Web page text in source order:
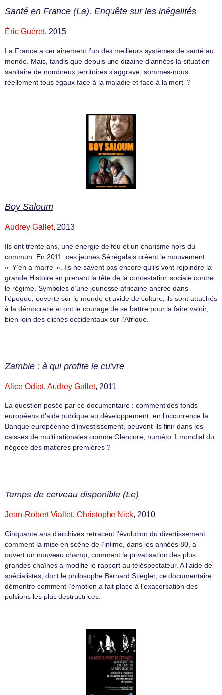
Santé en France (La). Enquête sur les inégalités
Éric Guéret, 2015
La France a certainement l’un des meilleurs systèmes de santé au
monde. Mais, tandis que depuis une dizaine d’années la situation
sanitaire de nombreux territoires s’aggrave, sommes-nous
réellement tous égaux face à la maladie et face à la mort ?
Boy Saloum
Audrey Gallet, 2013
Ils ont trente ans, une énergie de feu et un charisme hors du
commun. En 2011, ces jeunes Sénégalais créent le mouvement
« Y’en a marre ». Ils ne savent pas encore qu’ils vont rejoindre la
grande Histoire en prenant la tête de la contestation sociale contre
le régime. Symboles d’une jeunesse africaine ancrée dans
l’époque, ouverte sur le monde et avide de culture, ils sont attachés
à la démocratie et ont le courage de se battre pour la faire valoir,
bien loin des clichés occidentaux sur l’Afrique.
Zambie : à qui profite le cuivre
Alice Odiot, Audrey Gallet, 2011
La question posée par ce documentaire : comment des fonds
européens d’aide publique au développement, en l’occurrence la
Banque européenne d’investissement, peuvent-ils finir dans les
caisses de multinationales comme Glencore, numéro 1 mondial du
négoce des matières premières ?
Temps de cerveau disponible (Le)
Jean-Robert Viallet, Christophe Nick, 2010
Cinquante ans d’archives retracent l’évolution du divertissement :
comment la mise en scène de l’intime, dans les années 80, a
ouvert un nouveau champ, comment la privatisation des plus
grandes chaînes a modifié le rapport au téléspectateur. A l’aide de
spécialistes, dont le philosophe Bernard Stiegler, ce documentaire
démontre comment l’émotion a fait place à l’exacerbation des
pulsions les plus destructrices.